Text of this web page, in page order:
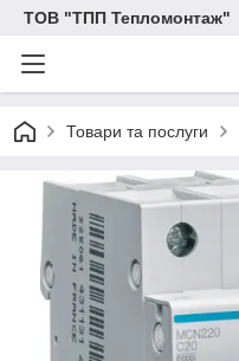
ТОВ "ТПП Тепломонтаж"
Товари та послуги